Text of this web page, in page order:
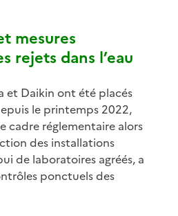
mesures
rejets dans l’eau
et Daikin ont été placés
le printemps 2022,
cadre réglementaire alors
des installations
de laboratoires agréés, a
ponctuels des